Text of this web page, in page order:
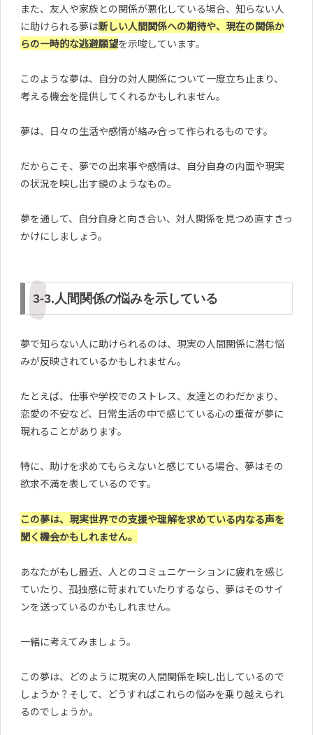
また、友人や家族との関係が悪化している場合、知らない人
に助けられる夢は新しい人間関係への期待や、現在の関係か
らの一時的な逃避願望を示唆しています。
このような夢は、自分の対人関係について一度立ち止まり、
考える機会を提供してくれるかもしれません。
夢は、日々の生活や感情が絡み合って作られるものです。
だからこそ、夢での出来事や感情は、自分自身の内面や現実
の状況を映し出す鏡のようなもの。
夢を通して、自分自身と向き合い、対人関係を見つめ直すきっ
かけにしましょう。
3-3.人間関係の悩みを示している
夢で知らない人に助けられるのは、現実の人間関係に潜む悩
みが反映されているかもしれません。
たとえば、仕事や学校でのストレス、友達とのわだかまり、
恋愛の不安など、日常生活の中で感じている心の重荷が夢に
現れることがあります。
特に、助けを求めてもらえないと感じている場合、夢はその
欲求不満を表しているのです。
この夢は、現実世界での支援や理解を求めている内なる声を
聞く機会かもしれません。
あなたがもし最近、人とのコミュニケーションに疲れを感じ
ていたり、孤独感に苛まれていたりするなら、夢はそのサイ
ンを送っているのかもしれません。
一緒に考えてみましょう。
この夢は、どのように現実の人間関係を映し出しているので
しょうか？そして、どうすればこれらの悩みを乗り越えられ
るのでしょうか。